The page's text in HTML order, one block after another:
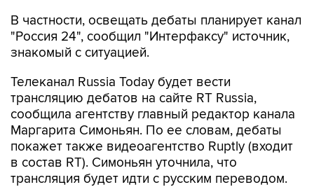
В частности, освещать дебаты планирует канал
"Россия 24", сообщил "Интерфаксу" источник,
знакомый с ситуацией.
Телеканал Russia Today будет вести
трансляцию дебатов на сайте RT Russia,
сообщила агентству главный редактор канала
Маргарита Симоньян. По ее словам, дебаты
покажет также видеоагентство Ruptly (входит
в состав RT). Симоньян уточнила, что
трансляция будет идти с русским переводом.